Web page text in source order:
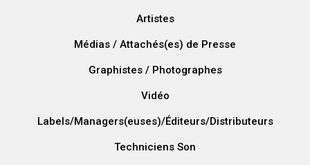
Artistes
Médias / Attachés(es) de Presse
Graphistes / Photographes
Vidéo
Labels/Managers(euses)/Éditeurs/Distributeurs
Techniciens Son